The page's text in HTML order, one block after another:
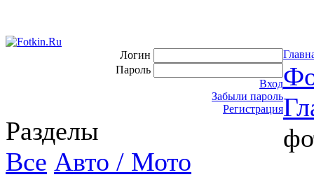
Логин
Пароль
Вход
Забыли пароль
Регистрация
Разделы
Все Авто / Мото